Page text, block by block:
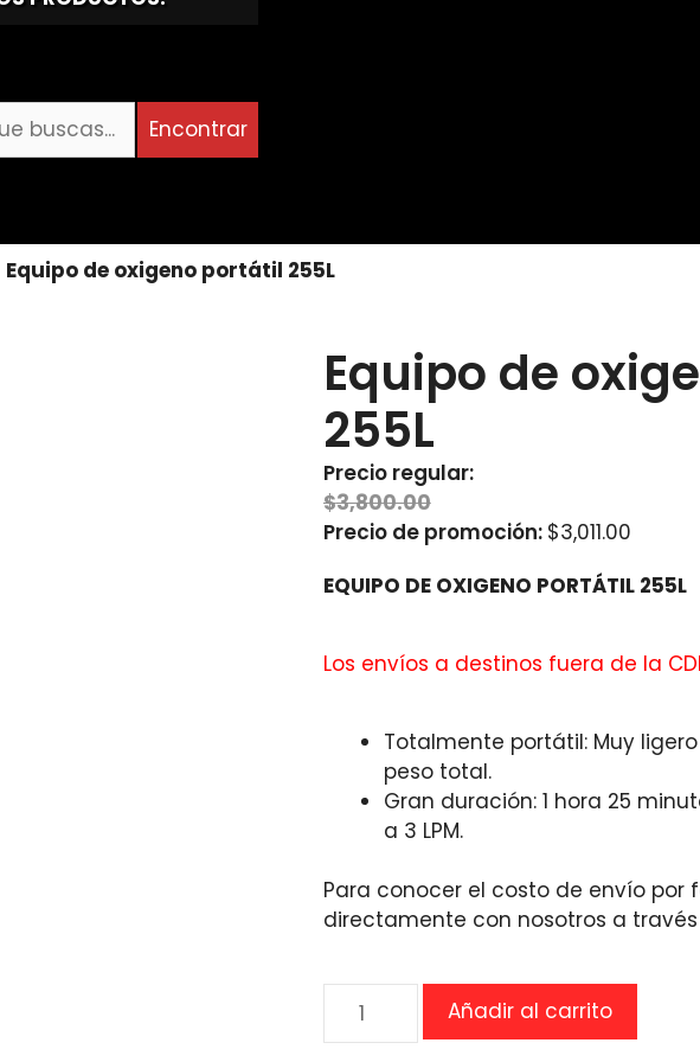
Encontrar
Equipo de oxigeno portátil 255L
Equipo de
255L
Precio regular:
$3,800.00
Precio de promoción: $3,011.00
EQUIPO DE OXIGENO PORTÁTIL 255L
Los envíos a destinos fuera de la
Totalmente portátil: Muy
peso total.
Gran duración: 1 hora 25
a 3 LPM.
Para conocer el costo de envío
directamente con nosotros a
Añadir al carrito